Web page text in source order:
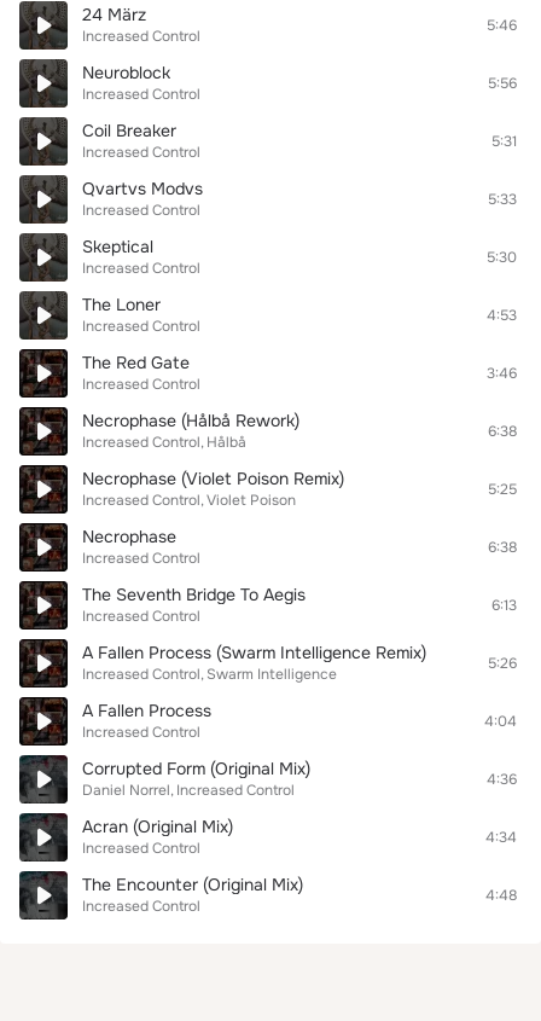
24 März
Increased Control
5:46
Neuroblock
Increased Control
5:56
Coil Breaker
Increased Control
5:31
Qvartvs Modvs
Increased Control
5:33
Skeptical
Increased Control
5:30
The Loner
Increased Control
4:53
The Red Gate
Increased Control
3:46
Necrophase (Hålbå Rework)
Increased Control Hålbå
6:38
Necrophase (Violet Poison Remix)
Increased Control Violet Poison
5:25
Necrophase
Increased Control
6:38
The Seventh Bridge To Aegis
Increased Control
6:13
A Fallen Process (Swarm Intelligence Remix)
Increased Control Swarm Intelligence
5:26
A Fallen Process
Increased Control
4:04
Corrupted Form (Original Mix)
Daniel Norrel Increased Control
4:36
Acran (Original Mix)
Increased Control
4:34
The Encounter (Original Mix)
Increased Control
4:48